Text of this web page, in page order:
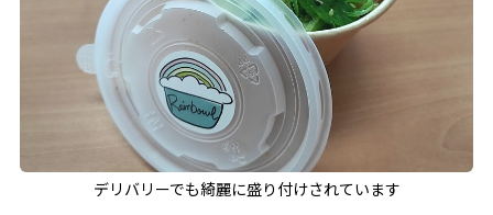
デリバリーでも綺麗に盛り付けされています